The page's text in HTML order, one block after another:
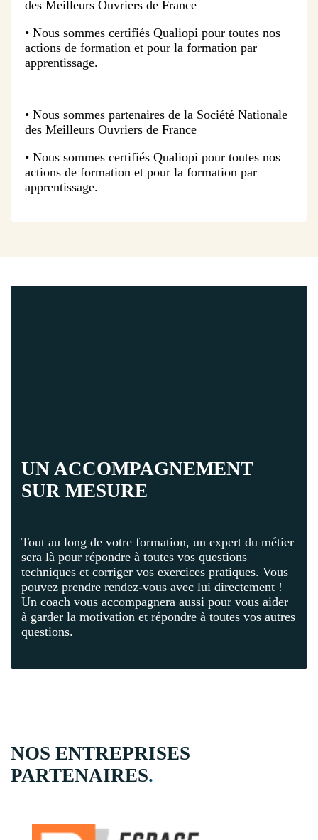
des Meilleurs Ouvriers de France
• Nous sommes certifiés Qualiopi pour toutes nos
actions de formation et pour la formation par
apprentissage.
• Nous sommes partenaires de la Société Nationale
des Meilleurs Ouvriers de France
• Nous sommes certifiés Qualiopi pour toutes nos
actions de formation et pour la formation par
apprentissage.
UN ACCOMPAGNEMENT
SUR MESURE
Tout au long de votre formation, un expert du métier
sera là pour répondre à toutes vos questions
techniques et corriger vos exercices pratiques. Vous
pouvez prendre rendez-vous avec lui directement !
Un coach vous accompagnera aussi pour vous aider
à garder la motivation et répondre à toutes vos autres
questions.
NOS ENTREPRISES
PARTENAIRES.